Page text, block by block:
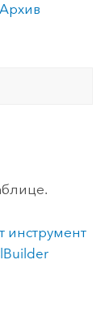
Архив
инструмент